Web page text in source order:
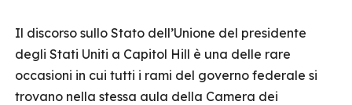
Il discorso sullo Stato dell’Unione del presidente
degli Stati Uniti a Capitol Hill è una delle rare
occasioni in cui tutti i rami del governo federale si
trovano nella stessa aula della Camera dei